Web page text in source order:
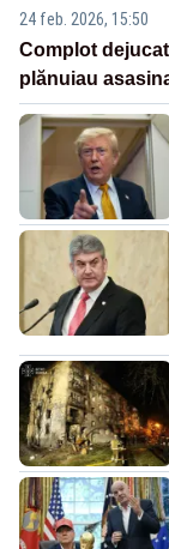
24 feb. 2026, 15:50
Complot
plănuiau